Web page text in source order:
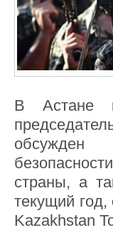
В Астане
обсужден
страны, а
текущий
Kazakhstan